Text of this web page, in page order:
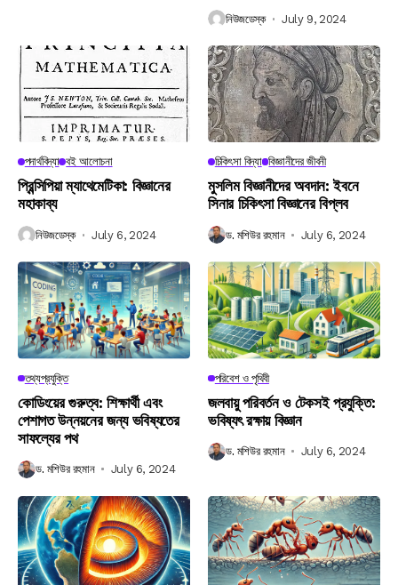
নিউজডেস্ক July 9, 2024
পদার্থবিদ্যা বই আলোচনা
প্রিন্সিপিয়া ম্যাথেমেটিকা: বিজ্ঞানের
মহাকাব্য
নিউজডেস্ক July 6, 2024
চিকিৎসা বিদ্যা বিজ্ঞানীদের জীবনী
মুসলিম বিজ্ঞানীদের অবদান: ইবনে
সিনার চিকিৎসা বিজ্ঞানের বিপ্লব
ড. মশিউর রহমান July 6, 2024
তথ্যপ্রযুক্তি
কোডিংয়ের গুরুত্ব: শিক্ষার্থী এবং
পেশাগত উন্নয়নের জন্য ভবিষ্যতের
সাফল্যের পথ
ড. মশিউর রহমান July 6, 2024
পরিবেশ ও পৃথিবী
জলবায়ু পরিবর্তন ও টেকসই প্রযুক্তি:
ভবিষ্যৎ রক্ষায় বিজ্ঞান
ড. মশিউর রহমান July 6, 2024